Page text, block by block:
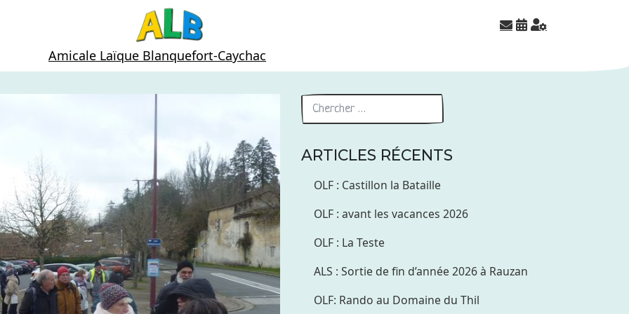
Amicale Laïque Blanquefort-Caychac
ARTICLES RÉCENTS
OLF : Castillon la Bataille
OLF : avant les vacances 2026
OLF : La Teste
ALS : Sortie de fin d’année 2026 à Rauzan
OLF: Rando au Domaine du Thil